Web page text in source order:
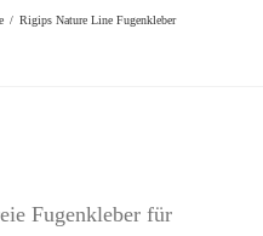
/ Rigips Nature Line Fugenkleber
Fugenkleber für